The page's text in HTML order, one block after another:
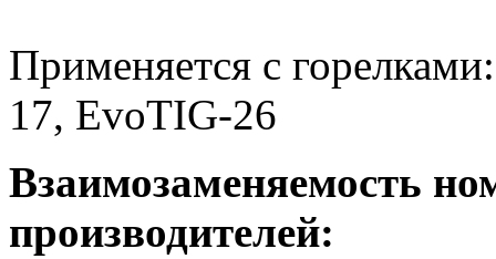
Применяется с
17, EvoTIG-26
Взаимозаменяемость
производителей: